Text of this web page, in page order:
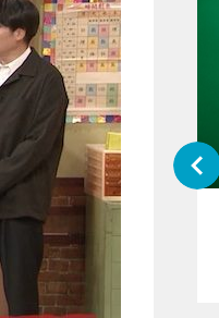
げーみんぐ』＝LOV
々木舞香SPインタ